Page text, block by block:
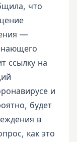
что
—
ссылку на
и
будет
в
как это